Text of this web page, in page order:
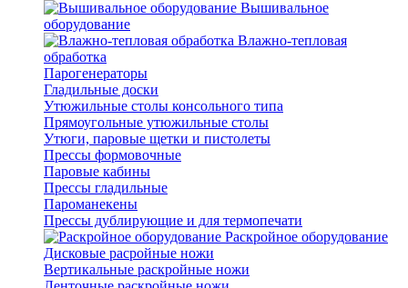
Вышивальное
оборудование
Влажно-тепловая
обработка
Парогенераторы
Гладильные доски
Утюжильные столы консольного типа
Прямоугольные утюжильные столы
Утюги, паровые щетки и пистолеты
Прессы формовочные
Паровые кабины
Прессы гладильные
Пароманекены
Прессы дублирующие и для термопечати
Раскройное оборудование
Дисковые расройные ножи
Вертикальные раскройные ножи